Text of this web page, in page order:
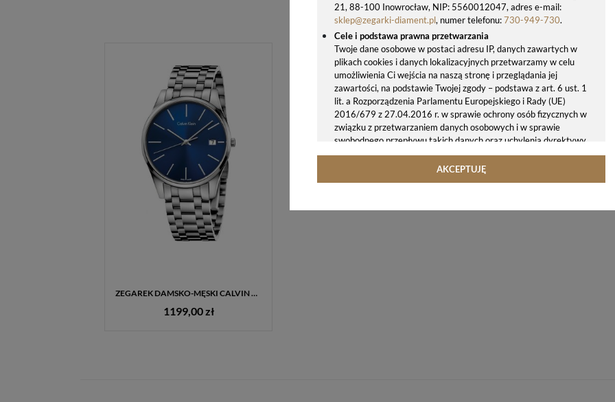
21, 88-100 Inowrocław, NIP: 5560012047, adres e-mail:
sklep@zegarki-diament.pl, numer telefonu:730-949-730.
Cele i podstawa prawna przetwarzania
Twoje dane osobowe w postaci adresu IP, danych zawartych w
plikach cookies i danych lokalizacyjnych przetwarzamy w celu
umożliwienia Ci wejścia na naszą stronę i przeglądania jej
zawartości, na podstawie Twojej zgody – podstawa z art. 6 ust. 1
lit. a Rozporządzenia Parlamentu Europejskiego i Rady (UE)
2016/679 z 27.04.2016 r. w sprawie ochrony osób fizycznych w
związku z przetwarzaniem danych osobowych i w sprawie
swobodnego przepływu takich danych oraz uchylenia dyrektywy
95/46/WE (ogólne rozporządzenie o ochronie danych, tj. RODO).
Twoje dane osobowe możemy udostępniać hostingodawcy. Takie
zgodnie z naszymi poleceniami. Przekazujemy Twoje dane poza
AKCEPTUJĘ
ZEGAREK DAMSKO-MĘSKI CALVIN KLEIN TIME K4N2314N 36 MM GRANATOWY – GRAWER GRATIS
1199,00 zł